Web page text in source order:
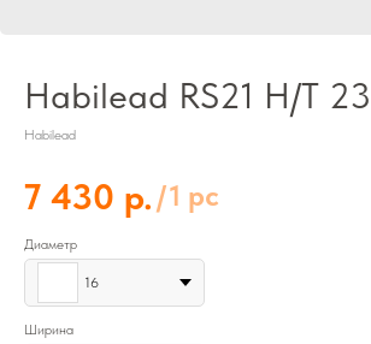
Habilead RS21 H/T
Habilead
7 430 р. /1 pc
Диаметр
16
Ширина